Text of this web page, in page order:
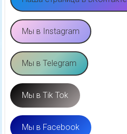
Мы в Instagram
Мы в Telegram
Мы в Tik Tok
Мы в Facebook